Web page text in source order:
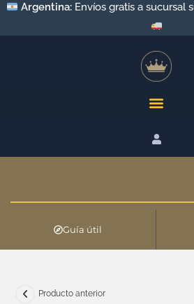
Argentina: Envíos gratis a sucursal
Guía útil
Producto anterior